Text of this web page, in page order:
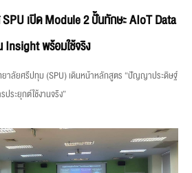
SPU เปิด Module 2 ปั้นทักษะ AIoT Data
Insight พร้อมใช้จริง
ยาลัยศรีปทุม (SPU) เดินหน้าหลักสูตร “ปัญญาประดิษฐ์
ประยุกต์ใช้งานจริง”